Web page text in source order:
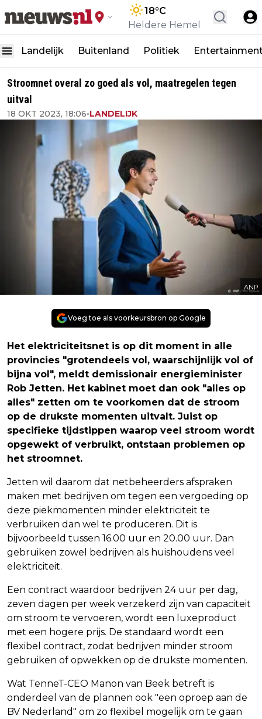
18°C
Heldere Hemel
Landelijk Buitenland Politiek
Stroomnet overal zo goed als vol, maatregelen tegen
uitval
18 OKT 2023, 18:06•LANDELIJK
ANP
Voeg toe als voorkeursbron op Google
Het elektriciteitsnet is op dit moment in alle
provincies "grotendeels vol, waarschijnlijk vol of
bijna vol", meldt demissionair energieminister
Rob Jetten. Het kabinet moet dan ook "alles op
alles" zetten om te voorkomen dat de stroom
op de drukste momenten uitvalt. Juist op
specifieke tijdstippen waarop veel stroom wordt
opgewekt of verbruikt, ontstaan problemen op
het stroomnet.
Jetten wil daarom dat netbeheerders afspraken
maken met bedrijven om tegen een vergoeding op
deze piekmomenten minder elektriciteit te
verbruiken dan wel te produceren. Dit is
bijvoorbeeld tussen 16.00 uur en 20.00 uur. Dan
gebruiken zowel bedrijven als huishoudens veel
elektriciteit.
Een contract waardoor bedrijven 24 uur per dag,
zeven dagen per week verzekerd zijn van capaciteit
om stroom te vervoeren, wordt een luxeproduct
met een hogere prijs. De standaard wordt een
flexibel contract, zodat bedrijven minder stroom
gebruiken of opwekken op de drukste momenten.
Wat TenneT-CEO Manon van Beek betreft is
onderdeel van de plannen ook "een oproep aan de
BV Nederland" om zo flexibel mogelijk om te gaan